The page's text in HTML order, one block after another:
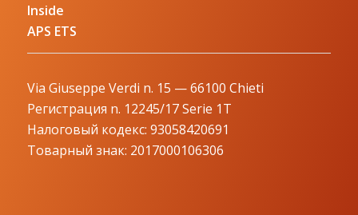
Inside
APS ETS
Via Giuseppe Verdi n. 15 — 66100 Chieti
Регистрация n. 12245/17 Serie 1T
Налоговый кодекс: 93058420691
Товарный знак: 2017000106306